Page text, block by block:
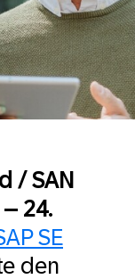
/ SAN
– 24.
SE
den